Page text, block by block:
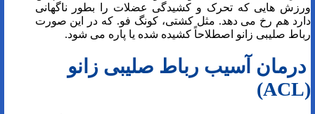
ورزش هایی که تحرک و کشیدگی عضلات را بطور ناگهانی
دارد هم رخ می دهد. مثل کشتی، کونگ فو. که در این صورت
رباط صلیبی زانو اصطلاحاً کشیده شده یا پاره می شود.
درمان آسیب رباط صلیبی زانو
(ACL)